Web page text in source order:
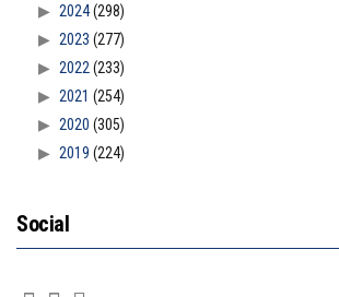
2024(298)
2023 (277)
2022 (233)
2021 (254)
2020 (305)
2019 (224)
Social